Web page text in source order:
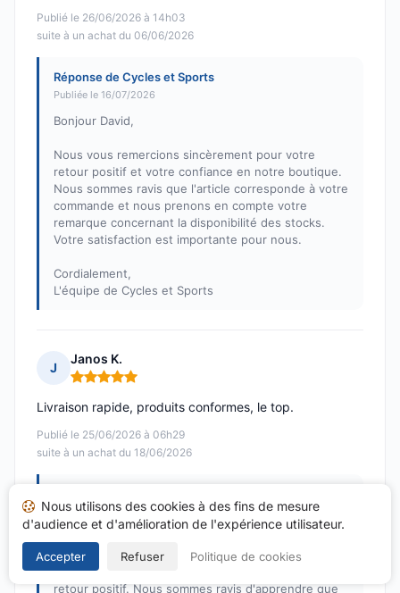
Publié le 26/06/2026 à 14h03
suite à un achat du 06/06/2026
Réponse de Cycles et Sports
Publiée le 16/07/2026
Bonjour David,
Nous vous remercions sincèrement pour votre
retour positif et votre confiance en notre boutique.
Nous sommes ravis que l'article corresponde à votre
commande et nous prenons en compte votre
remarque concernant la disponibilité des stocks.
Votre satisfaction est importante pour nous.
Cordialement,
L'équipe de Cycles et Sports
J
Janos K.
Note : 5 sur 5
Publié le 25/06/2026 à 06h29
suite à un achat du 18/06/2026
Livraison rapide, produits conformes, le top.
Publiée le 16/07/2026
Nous vous remercions chaleureusement pour votre
retour positif. Nous sommes ravis d'apprendre que
Nous utilisons des cookies à des fins de mesure
d'audience et d'amélioration de l'expérience utilisateur.
Accepter Refuser Politique de cookies